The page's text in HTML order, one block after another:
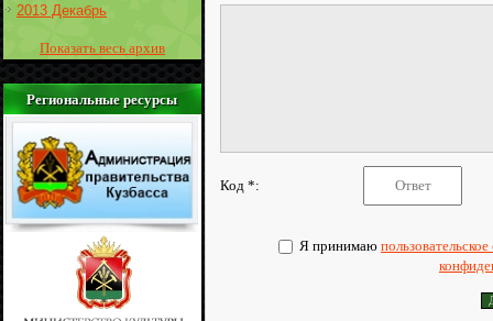
2013 Декабрь
Показать весь архив
Региональные ресурсы
Код *:
Я принимаю